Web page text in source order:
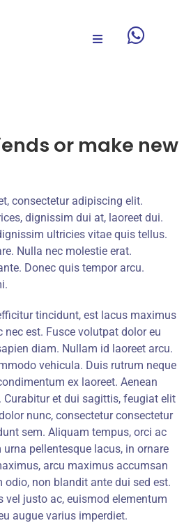
Toggle
or make new
consectetur adipiscing elit.
dignissim dui at, laoreet dui.
ultricies vitae quis tellus.
Nulla nec molestie erat.
Donec quis tempor arcu.
tincidunt, est lacus maximus
nec est. Fusce volutpat dolor eu
diam. Nullam id laoreet arcu.
vehicula. Duis rutrum neque
ex laoreet. Aenean
et dui sagittis, feugiat elit
nunc, consectetur consectetur
sem. Aliquam tempus, orci ac
pellentesque lacus, in ornare
arcu maximus accumsan
non blandit ante dui sed est.
vel justo ac, euismod elementum
augue varius imperdiet.